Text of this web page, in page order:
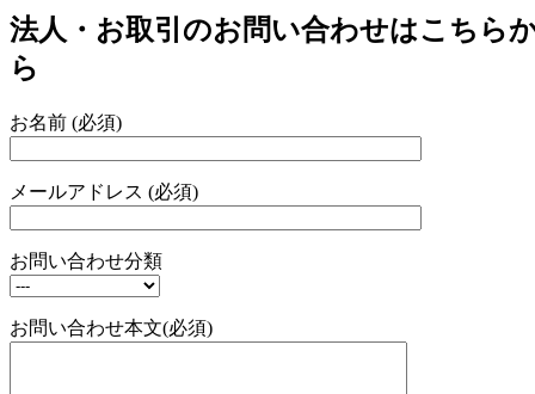
法人・お取引のお問い合わせはこちら
ら
お名前 (必須)
メールアドレス (必須)
お問い合わせ分類
お問い合わせ本文(必須)